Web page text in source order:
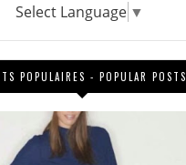
Select Language ▼
POPULAIRES - POPULAR POSTS